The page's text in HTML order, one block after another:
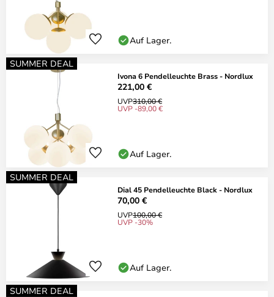
Auf Lager.
SUMMER DEAL
Ivona 6 Pendelleuchte Brass - Nordlux
221,00 €
UVP310,00 €
UVP -89,00 €
Auf Lager.
SUMMER DEAL
Dial 45 Pendelleuchte Black - Nordlux
70,00 €
UVP100,00 €
UVP -30%
Auf Lager.
SUMMER DEAL